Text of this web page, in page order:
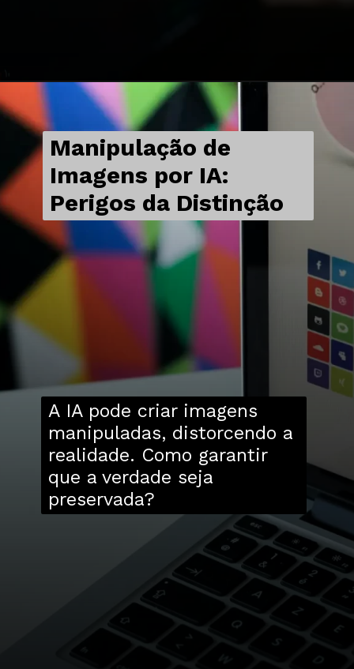
Manipulação de
Imagens por IA:
Perigos da Distinção
A IA pode criar imagens
manipuladas, distorcendo a
realidade. Como garantir
que a verdade seja
preservada?